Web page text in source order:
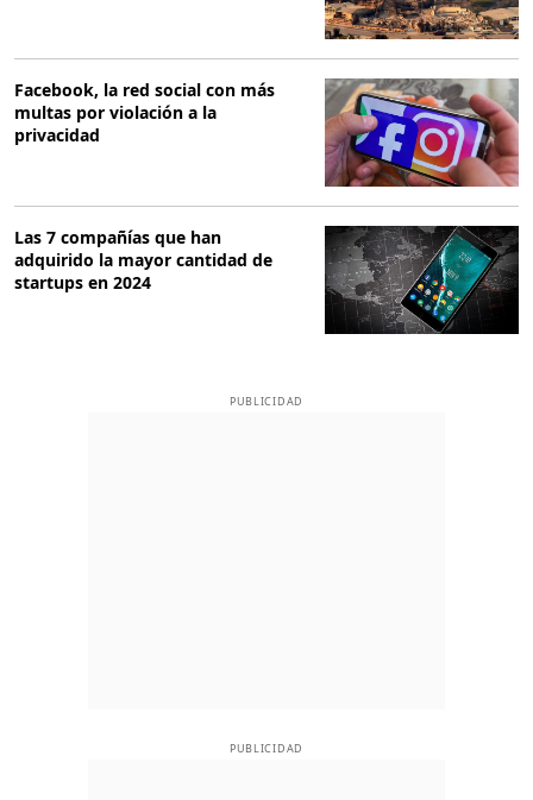
Facebook, la red social con más
multas por violación a la
privacidad
Las 7 compañías que han
adquirido la mayor cantidad de
startups en 2024
PUBLICIDAD
PUBLICIDAD